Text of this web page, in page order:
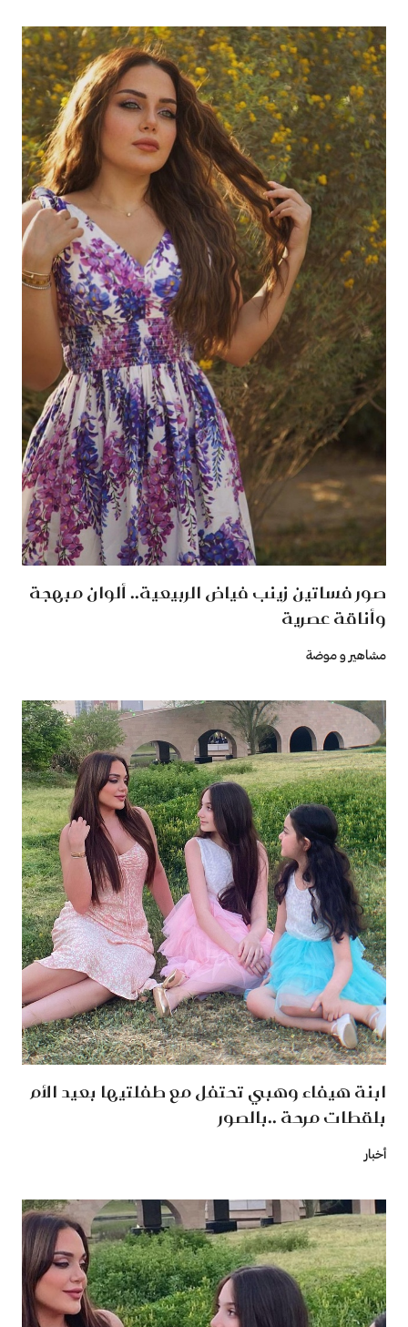
صور فساتين زينب فياض الربيعية.. ألوان مبهجة
وأناقة عصرية
مشاهير و موضة
ابنة هيفاء وهبي تحتفل مع طفلتيها بعيد الأم
بلقطات مرحة ..بالصور
أخبار